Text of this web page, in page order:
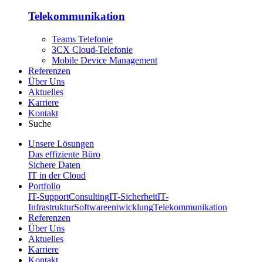
Telekommunikation
Teams Telefonie
3CX Cloud-Telefonie
Mobile Device Management
Referenzen
Über Uns
Aktuelles
Karriere
Kontakt
Suche
Unsere Lösungen
Das effiziente Büro
Sichere Daten
IT in der Cloud
Portfolio
IT-SupportConsultingIT-SicherheitIT-
InfrastrukturSoftwareentwicklungTelekommunikation
Referenzen
Über Uns
Aktuelles
Karriere
Kontakt